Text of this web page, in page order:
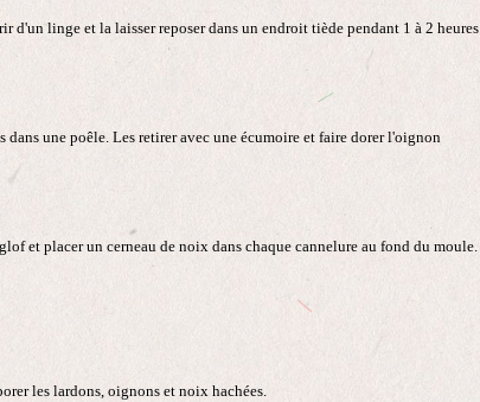
d'un linge et la laisser reposer dans un endroit tiède pendant 1 à 2 heures
dans une poêle. Les retirer avec une écumoire et faire dorer l'oignon
et placer un cerneau de noix dans chaque cannelure au fond du moule.
les lardons, oignons et noix hachées.